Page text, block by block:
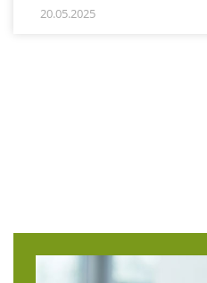
20.05.2025